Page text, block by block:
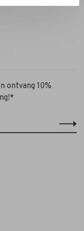
ontvang 10%